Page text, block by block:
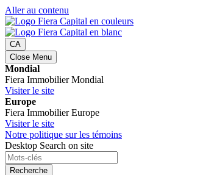
Aller au contenu
CA
Close Menu
Mondial
Fiera Immobilier Mondial
Visiter le site
Europe
Fiera Immobilier Europe
Visiter le site
Notre politique sur les témoins
Desktop Search on site
Recherche